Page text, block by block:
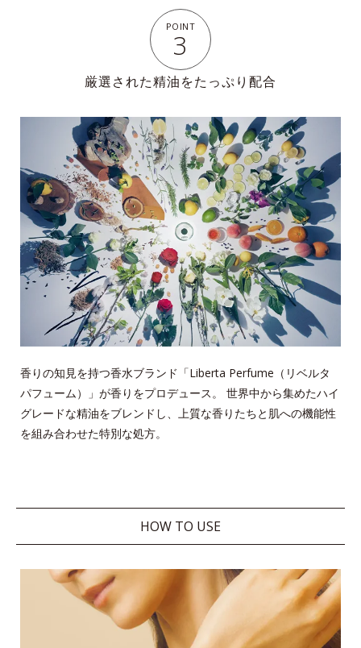
POINT
3
厳選された精油をたっぷり配合
香りの知見を持つ香水ブランド「Liberta Perfume（リベルタ
パフューム）」が香りをプロデュース。
世界中から集めたハイ
グレードな精油をブレンドし、上質な香りたちと肌への機能性
を組み合わせた特別な処方。
HOW TO USE